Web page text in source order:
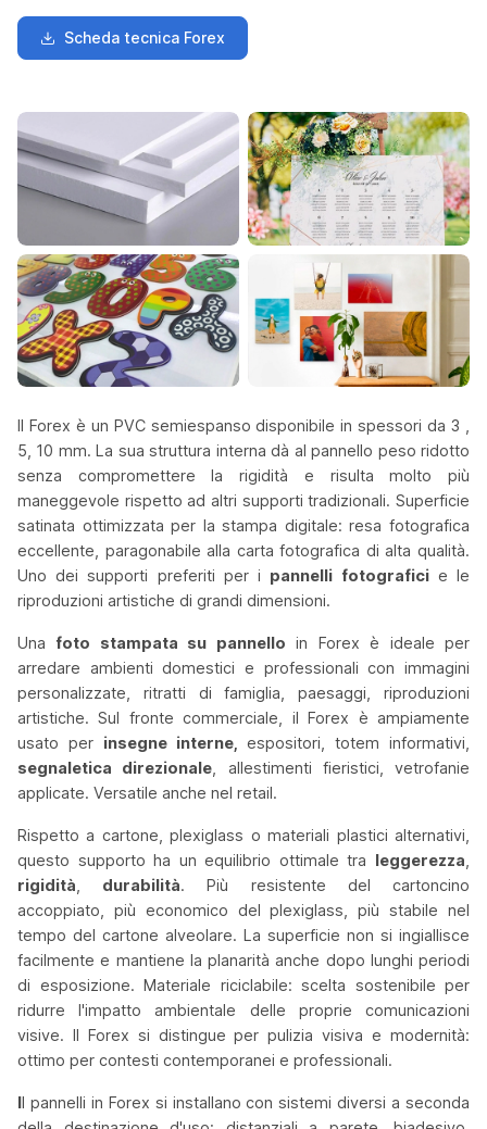
Scheda tecnica Forex
Il Forex è un PVC semiespanso disponibile in spessori da 3 ,
5, 10 mm. La sua struttura interna dà al pannello peso ridotto
senza compromettere la rigidità e risulta molto più
maneggevole rispetto ad altri supporti tradizionali. Superficie
satinata ottimizzata per la stampa digitale: resa fotografica
eccellente, paragonabile alla carta fotografica di alta qualità.
Uno dei supporti preferiti per i pannelli fotograficie le
riproduzioni artistiche di grandi dimensioni.
Una foto stampata su pannello in Forex è ideale per
arredare ambienti domestici e professionali con immagini
personalizzate, ritratti di famiglia, paesaggi, riproduzioni
artistiche. Sul fronte commerciale, il Forex è ampiamente
usato per insegne interne,
espositori, totem informativi,
segnaletica direzionale , allestimenti fieristici, vetrofanie
applicate. Versatile anche nel retail.
Rispetto a cartone, plexiglass o materiali plastici alternativi,
questo supporto ha un equilibrio ottimale tra leggerezza
rigidità
durabilità. Più resistente del cartoncino
accoppiato, più economico del plexiglass, più stabile nel
tempo del cartone alveolare. La superficie non si ingiallisce
facilmente e mantiene la planarità anche dopo lunghi periodi
di esposizione. Materiale riciclabile: scelta sostenibile per
ridurre l'impatto ambientale delle proprie comunicazioni
visive. Il Forex si distingue per pulizia visiva e modernità:
ottimo per contesti contemporanei e professionali.
II pannelli in Forex si installano con sistemi diversi a seconda